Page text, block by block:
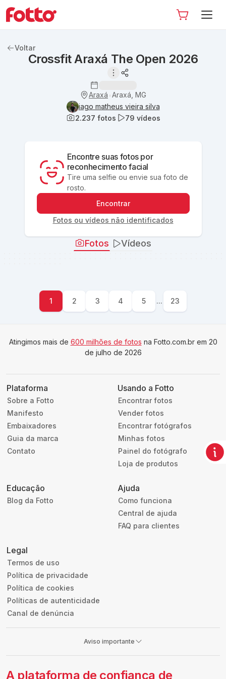
Voltar
Crossfit Araxá The Open 2026
Araxá Araxá, MG
iago matheus vieira silva
2.237 fotos 79 vídeos
Encontre suas fotos por
reconhecimento facial
Tire uma selfie ou envie sua foto de
rosto.
Encontrar
Fotos ou vídeos não identificados
Fotos Vídeos
1 2 3 4 5 ... 23
Atingimos mais de 600 milhões de fotos na Fotto.com.br em 20
de julho de 2026
Plataforma
Sobre a Fotto
Manifesto
Embaixadores
Guia da marca
Contato
Usando a Fotto
Encontrar fotos
Vender fotos
Encontrar fotógrafos
Minhas fotos
Painel do fotógrafo
Loja de produtos
Educação
Blog da Fotto
Ajuda
Como funciona
Central de ajuda
FAQ para clientes
Legal
Termos de uso
Política de privacidade
Política de cookies
Políticas de autenticidade
Canal de denúncia
Aviso importante
A plataforma de confiança de